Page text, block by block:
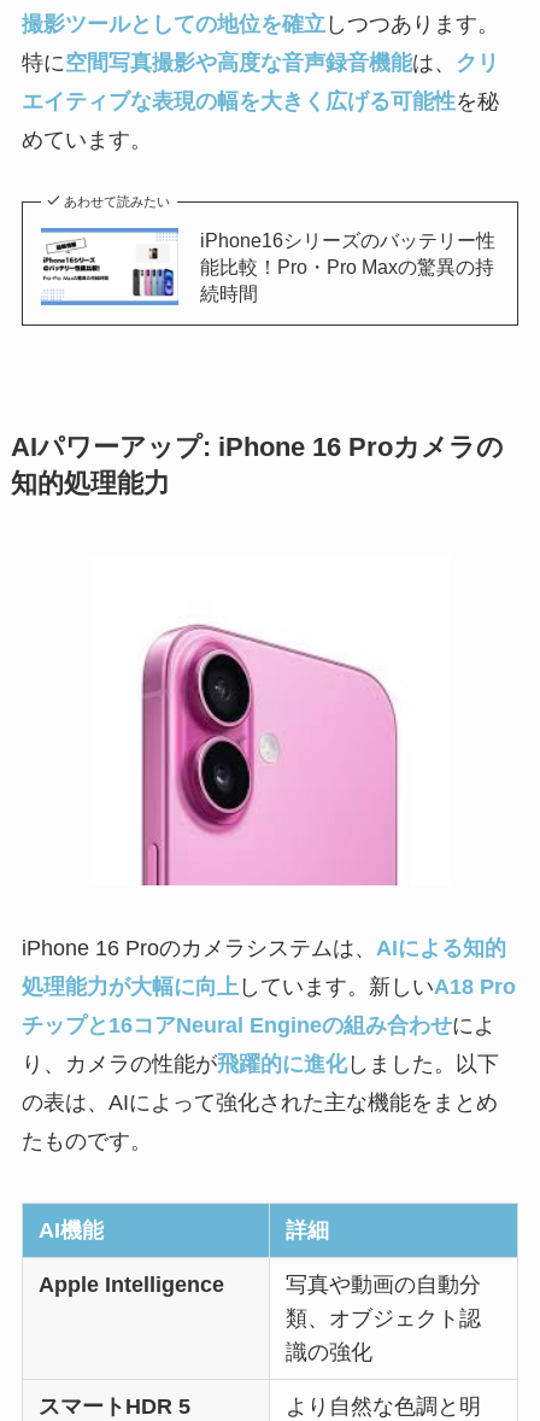
撮影ツールとしての地位を確立 しつつあります。
特に空間写真撮影や高度な音声録音機能は、 クリ
エイティブな表現の幅を大きく広げる可能性を秘
めています。
あわせて読みたい
iPhone16シリーズのバッテリー性
能比較！Pro・Pro Maxの驚異の持
続時間
AIパワーアップ: iPhone 16 Proカメラの
知的処理能力
iPhone 16 Proのカメラシステムは、 AIによる知的
処理能力が大幅に向上 しています。新しいA18 Pro
チップと16コアNeural Engineの組み合わせによ
り、カメラの性能が飛躍的に進化しました。以下
の表は、AIによって強化された主な機能をまとめ
たものです。
AI機能 詳細
Apple Intelligence
写真や動画の自動分
類、オブジェクト認
識の強化
スマートHDR 5
より自然な色調と明